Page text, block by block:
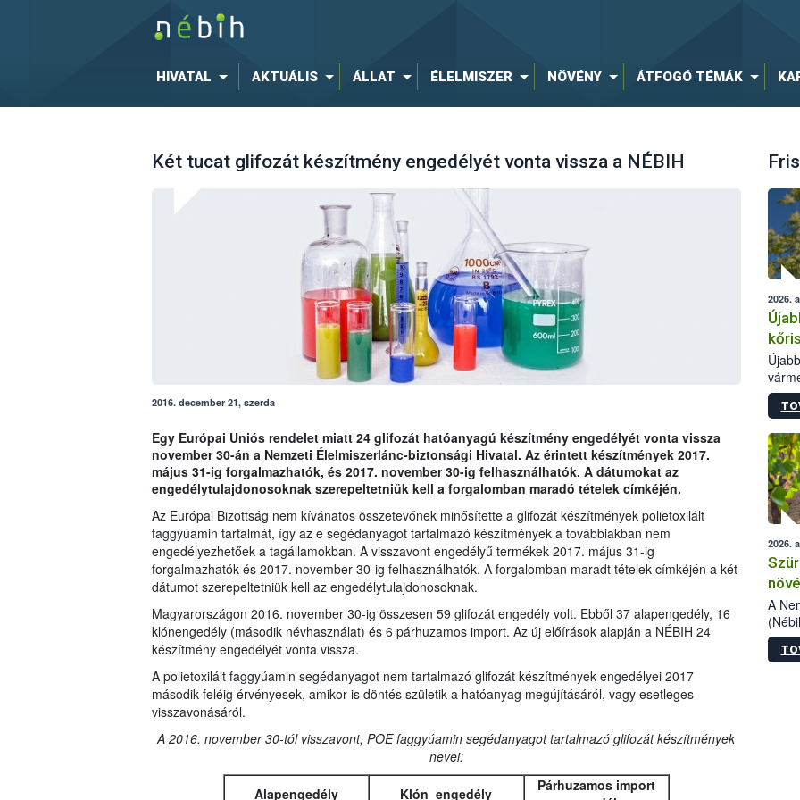
HIVATAL AKTUÁLIS ÁLLAT ÉLELMISZER NÖVÉNY ÁTFOGÓ TÉMÁK
Két tucat glifozát készítmény engedélyét vonta vissza a NÉBIH
2016. december 21, szerda
Egy Európai Uniós rendelet miatt 24 glifozát hatóanyagú készítmény engedélyét vonta vissza
november 30-án a Nemzeti Élelmiszerlánc-biztonsági Hivatal. Az érintett készítmények 2017.
május 31-ig forgalmazhatók, és 2017. november 30-ig felhasználhatók. A dátumokat az
engedélytulajdonosoknak szerepeltetniük kell a forgalomban maradó tételek címkéjén.
Az Európai Bizottság nem kívánatos összetevőnek minősítette a glifozát készítmények polietoxilált
faggyúamin tartalmát, így az e segédanyagot tartalmazó készítmények a továbbiakban nem
engedélyezhetőek a tagállamokban. A visszavont engedélyű termékek 2017. május 31-ig
forgalmazhatók és 2017. november 30-ig felhasználhatók. A forgalomban maradt tételek címkéjén a két
dátumot szerepeltetniük kell az engedélytulajdonosoknak.
Magyarországon 2016. november 30-ig összesen 59 glifozát engedély volt. Ebből 37 alapengedély, 16
klónengedély (második névhasználat) és 6 párhuzamos import. Az új előírások alapján a NÉBIH 24
készítmény engedélyét vonta vissza.
A polietoxilált faggyúamin segédanyagot nem tartalmazó glifozát készítmények engedélyei 2017
második feléig érvényesek, amikor is döntés születik a hatóanyag megújításáról, vagy esetleges
visszavonásáról.
A 2016. november 30-tól visszavont, POE faggyúamin segédanyagot tartalmazó glifozát készítmények
nevei:
Alapengedély Klón engedély
Párhuzamos import
2026.
2026.
A